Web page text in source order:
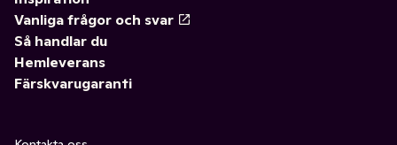
Vanliga frågor och svar
Så handlar du
Hemleverans
Färskvarugaranti